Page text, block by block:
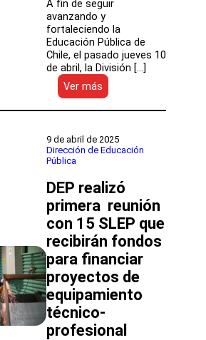
A fin de seguir
avanzando y
fortaleciendo la
Educación Pública de
Chile, el pasado jueves 10
de abril, la División […]
Ver más
Traspaso
educativo:
de
Implementación
DEP
brindó
asesoría
a
SLEP
Tamarugal
9 de abril de 2025
Dirección de Educación
Pública
DEP realizó
primera reunión
con 15 SLEP que
recibirán fondos
para financiar
proyectos de
equipamiento
técnico-
profesional